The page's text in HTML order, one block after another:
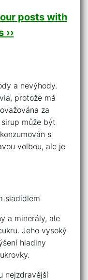
posts with
››
a nevýhody.
protože má
za
může být
s
volbou, ale je
sladidlem
a minerály, ale
Jeho vysoký
hladiny
nejzdravější